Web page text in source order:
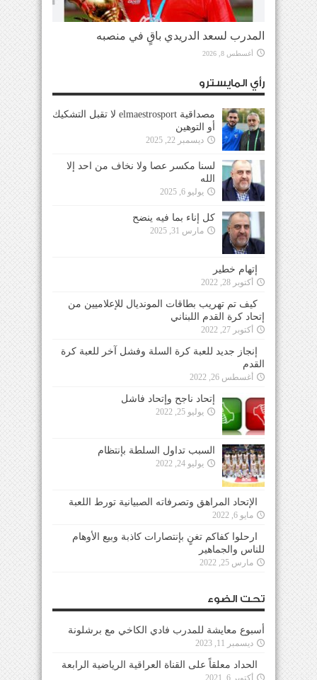
المدرب لسعد الدريدي باقٍ في منصبه
أغسطس 8, 2026
رأي المايسترو
مصداقية elmaestrosport لا تقبل التشكيك
أو التوهين
ديسمبر 22, 2025
لسنا مكسر عصا ولا نخاف من احد إلا
الله
يوليو 6, 2025
كل إناء بما فيه ينضح
مارس 31, 2025
إتهام خطير
أكتوبر 28, 2022
كيف تم تهريب بطاقات المونديال للإعلاميين من
إتحاد كرة القدم اللبناني
أكتوبر 27, 2022
إنجاز جديد للعبة كرة السلة وفشل آخر للعبة كرة
القدم
أغسطس 26, 2022
إتحاد ناجح وإتحاد فاشل
يوليو 25, 2022
السبب تداول السلطة بإنتظام
يوليو 24, 2022
الإتحاد المراهق وتصرفاته الصبيانية تورط اللعبة
مايو 6, 2022
ارحلوا كفاكم تغنٍ بإنتصارات كاذبة وبيع الأوهام
للناس والجماهير
مارس 25, 2022
تحت الضوء
أسبوع معايشة للمدرب فادي الكاخي مع برشلونة
ديسمبر 11, 2023
الحداد معلقاً على القناة العراقية الرياضية الرابعة
أكتوبر 6, 2021